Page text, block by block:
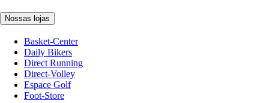
Nossas lojas
Basket-Center
Daily Bikers
Direct Running
Direct-Volley
Espace Golf
Foot-Store